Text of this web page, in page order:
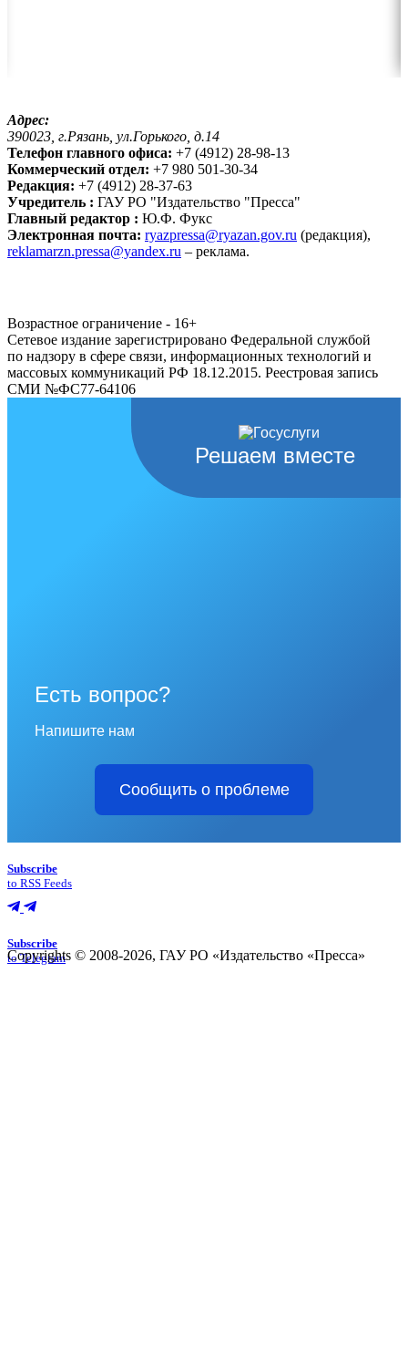
Адрес:
390023, г.Рязань, ул.Горького, д.14
Телефон главного офиса: +7 (4912) 28-98-13
Коммерческий отдел: +7 980 501-30-34
Редакция: +7 (4912) 28-37-63
Учредитель : ГАУ РО "Издательство "Пресса"
Главный редактор : Ю.Ф. Фукс
Электронная почта: ryazpressa@ryazan.gov.ru (редакция),
reklamarzn.pressa@yandex.ru – реклама.
Возрастное ограничение - 16+
Сетевое издание зарегистрировано Федеральной службой
по надзору в сфере связи, информационных технологий и
массовых коммуникаций РФ 18.12.2015. Реестровая запись
СМИ №ФС77-64106
Решаем вместе
Есть вопрос?
Напишите нам
Сообщить о проблеме
Subscribe
to RSS Feeds
Subscribe
to Telegram
Copyrights © 2008-2026, ГАУ РО «Издательство «Пресса»